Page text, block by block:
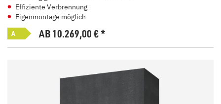
Effiziente Verbrennung
Eigenmontage möglich
A AB 10.269,00€*